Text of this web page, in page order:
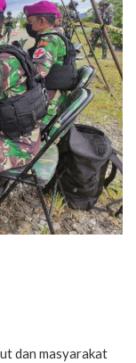
dan masyarakat